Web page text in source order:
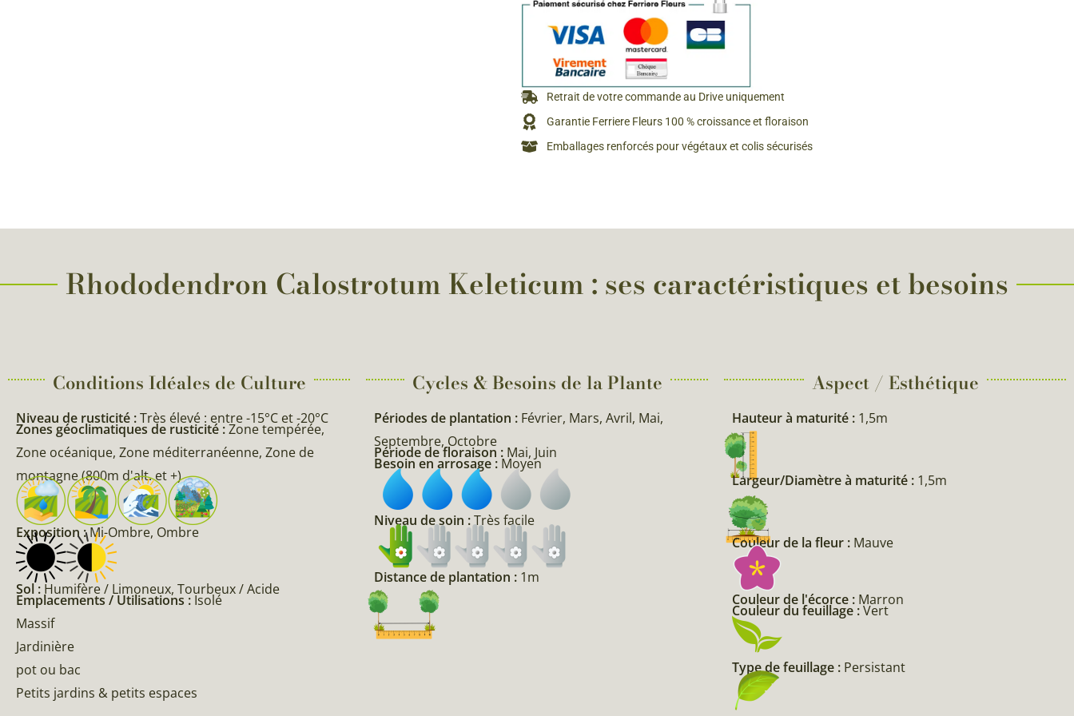
Semences & Graines Spéciales Fraîcheur
d’Antan
Bulbes de fleurs de A à Z
Bulbes du Potager
Retrait de votre commande au Drive uniquement
Garantie Ferriere Fleurs 100 % croissance et floraison
Emballages renforcés pour végétaux et colis sécurisés
Rhododendron Calostrotum Keleticum : ses caractéristiques et besoins
Conditions Idéales de Culture
Niveau de rusticité :Très élevé : entre -15°C et -20°C
Zones géoclimatiques de rusticité :Zone tempérée,
Zone océanique, Zone méditerranéenne, Zone de
montagne (800m d'alt. et +)
Exposition :Mi-Ombre, Ombre
Sol : Humifère / Limoneux, Tourbeux / Acide
Emplacements / Utilisations : Isolé
Massif
Jardinière
pot ou bac
Petits jardins & petits espaces
Cycles & Besoins de la Plante​
Périodes de plantation : Février, Mars, Avril, Mai,
Septembre, Octobre
Période de floraison : Mai, Juin
Besoin en arrosage : Moyen
Niveau de soin :Très facile
Distance de plantation : 1m
Aspect / Esthétique
Hauteur à maturité : 1,5m
Largeur/Diamètre à maturité : 1,5m
Couleur de la fleur : Mauve
Couleur de l'écorce : Marron
Couleur du feuillage :Vert
Type de feuillage : Persistant